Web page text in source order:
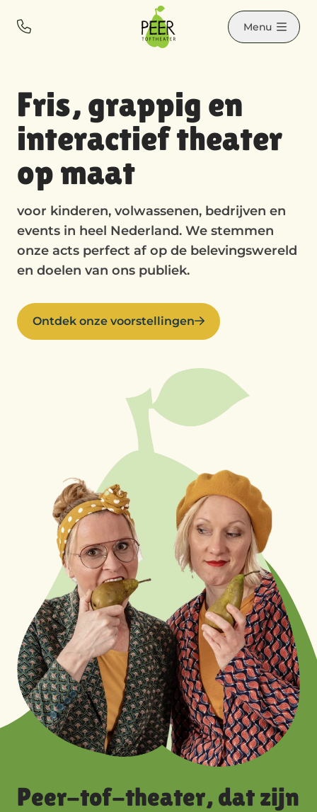
Bel ons Menu
Fris, grappig en
interactief theater
op maat
voor kinderen, volwassenen, bedrijven en
events in heel Nederland. We stemmen
onze acts perfect af op de belevingswereld
en doelen van ons publiek.
Ontdek onze voorstellingen
Peer-tof-theater, dat zijn